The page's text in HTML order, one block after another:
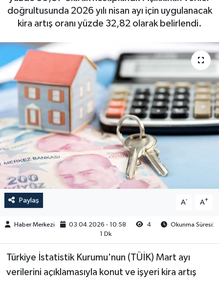
doğrultusunda 2026 yılı nisan ayı için uygulanacak
kira artış oranı yüzde 32,82 olarak belirlendi.
Paylaş A- A+
Haber Merkezi 03.04.2026 - 10:58 4
Okunma Süresi:
1 Dk
Türkiye İstatistik Kurumu'nun (TÜİK) Mart ayı
verilerini açıklamasıyla konut ve işyeri kira artış